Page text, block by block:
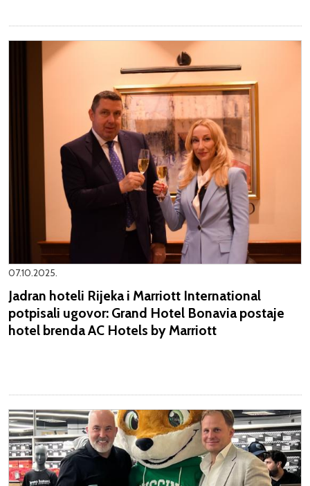
07.10.2025.
Jadran hoteli Rijeka i Marriott International
potpisali ugovor: Grand Hotel Bonavia postaje
hotel brenda AC Hotels by Marriott